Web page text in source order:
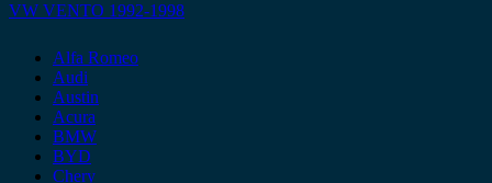
VW VENTO 1992-1998
Alfa Romeo
Audi
Austin
Acura
BMW
BYD
Chery